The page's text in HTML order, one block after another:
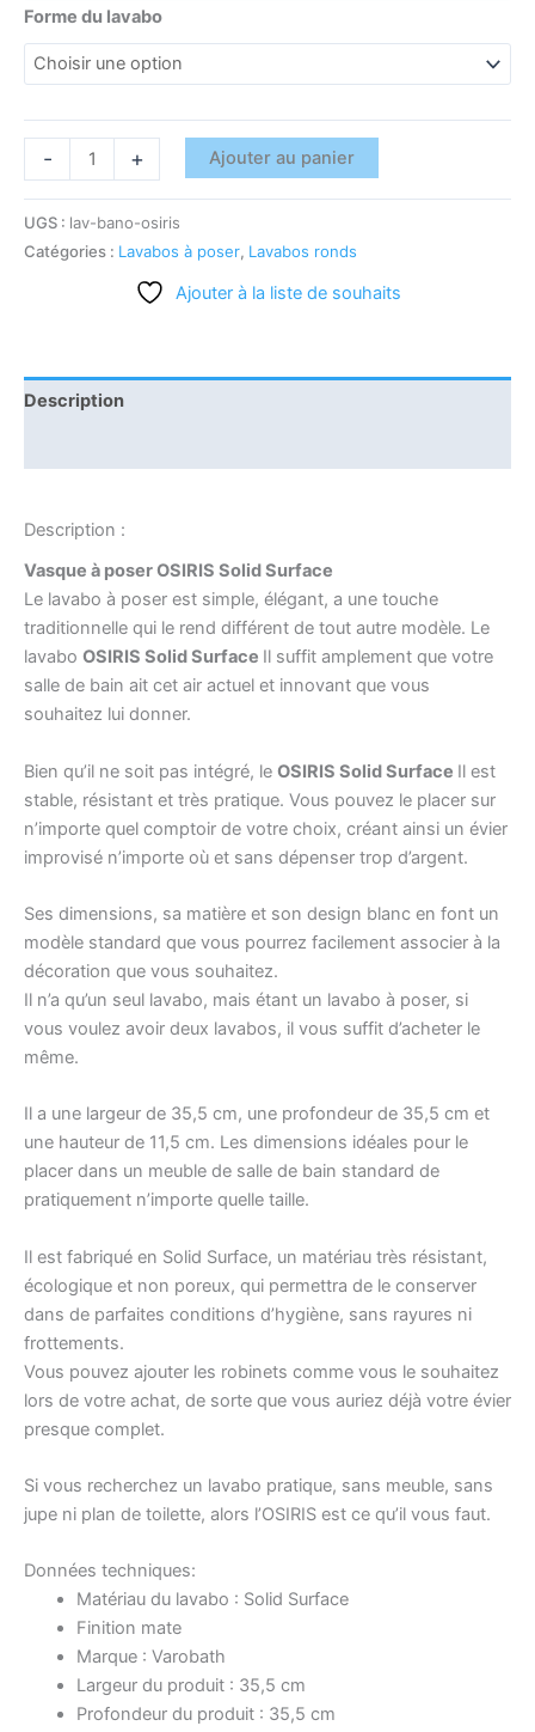
Forme du lavabo
- + Ajouter au panier
UGS : lav-bano-osiris
Catégories : Lavabos à poser, Lavabos ronds
Ajouter à la liste de souhaits
Description
Description :
Vasque à poser OSIRIS Solid Surface
Le lavabo à poser est simple, élégant, a une touche
traditionnelle qui le rend différent de tout autre modèle. Le
lavabo OSIRIS Solid Surface Il suffit amplement que votre
salle de bain ait cet air actuel et innovant que vous
souhaitez lui donner.
Bien qu’il ne soit pas intégré, le OSIRIS Solid Surface Il est
stable, résistant et très pratique. Vous pouvez le placer sur
n’importe quel comptoir de votre choix, créant ainsi un évier
improvisé n’importe où et sans dépenser trop d’argent.
Ses dimensions, sa matière et son design blanc en font un
modèle standard que vous pourrez facilement associer à la
décoration que vous souhaitez.
Il n’a qu’un seul lavabo, mais étant un lavabo à poser, si
vous voulez avoir deux lavabos, il vous suffit d’acheter le
même.
Il a une largeur de 35,5 cm, une profondeur de 35,5 cm et
une hauteur de 11,5 cm. Les dimensions idéales pour le
placer dans un meuble de salle de bain standard de
pratiquement n’importe quelle taille.
Il est fabriqué en Solid Surface, un matériau très résistant,
écologique et non poreux, qui permettra de le conserver
dans de parfaites conditions d’hygiène, sans rayures ni
frottements.
Vous pouvez ajouter les robinets comme vous le souhaitez
lors de votre achat, de sorte que vous auriez déjà votre évier
presque complet.
Si vous recherchez un lavabo pratique, sans meuble, sans
jupe ni plan de toilette, alors l’OSIRIS est ce qu’il vous faut.
Données techniques:
Matériau du lavabo : Solid Surface
Finition mate
Marque : Varobath
Largeur du produit : 35,5 cm
Profondeur du produit : 35,5 cm